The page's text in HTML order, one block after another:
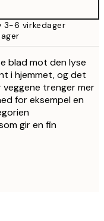
3-6 virkedager
blad mot den lyse
i hjemmet, og det
trenger mer
for eksempel en
gir en fin